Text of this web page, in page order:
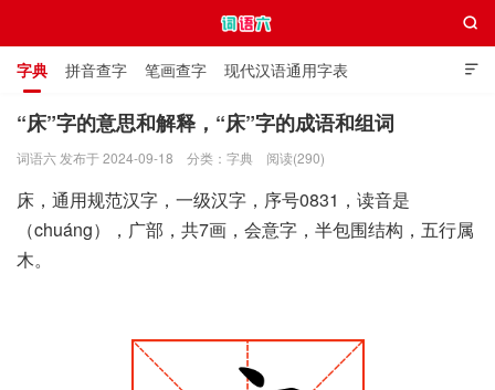

字典 拼音查字 笔画查字 现代汉语通用字表
通用规范汉字表 叠字大全 独体字大全 极简英语词典

“床”字的意思和解释，“床”字的成语和组词
词语六 发布于 2024-09-18 分类： 字典 阅读(290)
床，通用规范汉字，一级汉字，序号0831，读音是
（chuáng），广部，共7画，会意字，半包围结构，五行属
木。